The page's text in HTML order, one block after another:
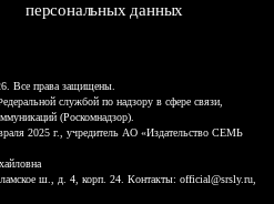
персональных данных
Все права защищены.
службой по надзору в сфере связи,
(Роскомнадзор).
2025 г., учредитель АО «Издательство СЕМЬ
ш., д. 4, корп. 24. Контакты: official@srsly.ru,